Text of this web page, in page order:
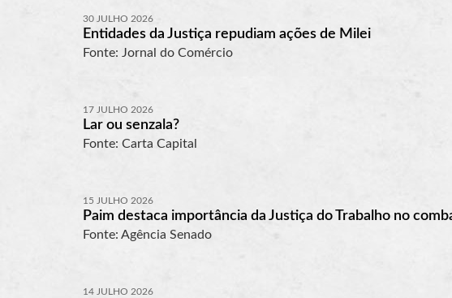
30 JULHO 2026
Entidades da Justiça repudiam ações de Milei
Fonte: Jornal do Comércio
17 JULHO 2026
Lar ou senzala?
Fonte: Carta Capital
15 JULHO 2026
Paim destaca importância da Justiça do Trabalho no
Fonte: Agência Senado
14 JULHO 2026